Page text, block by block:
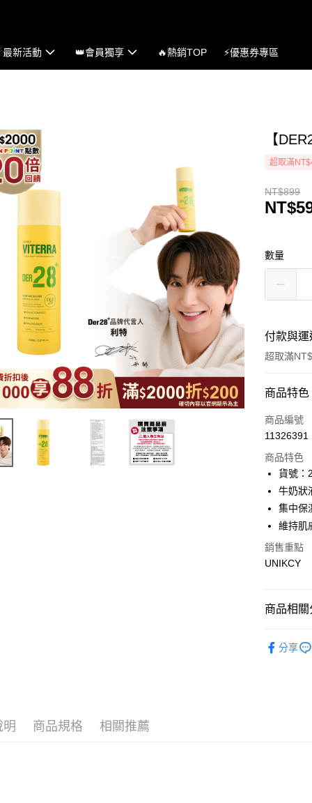
新活動 👑會員獨享 🔥熱銷TOP ⚡優惠券專區
【
超取滿
NT$899
數量
付款與運
超取滿
付款方式
icash Pay
超商取貨
LINE Pay
Apple Pay
街口支付
運送方式
商品特色
商品編號
11326391
商品特色
貨號：
牛奶狀
集中保
維持肌
銷售重點
UNIKCY
商品相關
分享
明 商品規格 相關推薦